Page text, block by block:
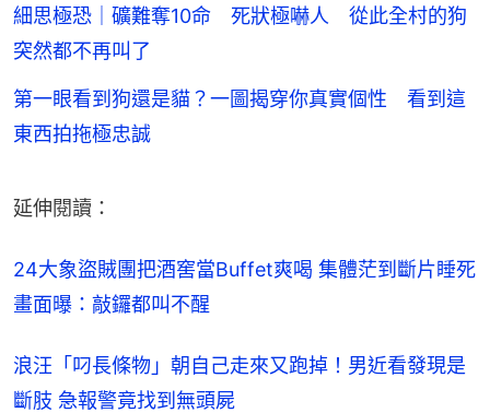
細思極恐｜礦難奪10命 死狀極嚇人 從此全村的狗
突然都不再叫了
第一眼看到狗還是貓？一圖揭穿你真實個性 看到這
東西拍拖極忠誠
延伸閱讀：
24大象盜賊團把酒窖當Buffet爽喝 集體茫到斷片睡死
畫面曝：敲鑼都叫不醒
浪汪「叼長條物」朝自己走來又跑掉！男近看發現是
斷肢 急報警竟找到無頭屍